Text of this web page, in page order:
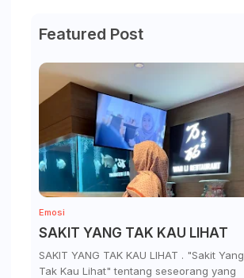
Featured Post
Emosi
SAKIT YANG TAK KAU LIHAT
SAKIT YANG TAK KAU LIHAT . "Sakit Yang
Tak Kau Lihat" tentang seseorang yang